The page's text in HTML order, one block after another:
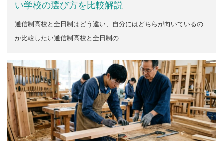
い学校の選び方を比較解説
通信制高校と全日制はどう違い、自分にはどちらが向いているの
か比較したい通信制高校と全日制の…